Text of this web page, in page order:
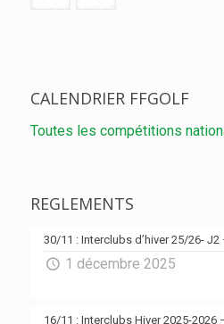
CALENDRIER FFGOLF
Toutes les compétitions
REGLEMENTS
30/11 : Interclubs d’hiver 25/26-
1 décembre 2025
16/11 : Interclubs Hiver 2025-2026